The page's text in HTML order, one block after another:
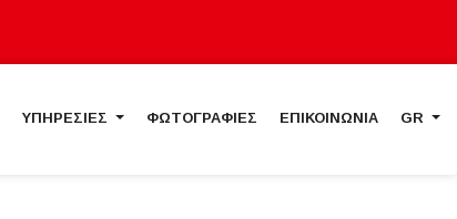
ΥΠΗΡΕΣΙΕΣ ΦΩΤΟΓΡΑΦΙΕΣ ΕΠΙΚΟΙΝΩΝΙΑ GR